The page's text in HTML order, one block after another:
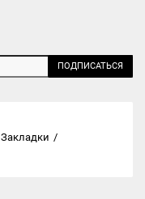
ПОДПИСАТЬСЯ
Закладки